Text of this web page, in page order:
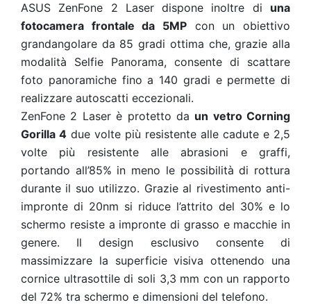
ASUS ZenFone 2 Laser dispone inoltre di una
fotocamera frontale da 5MP con un obiettivo
grandangolare da 85 gradi ottima che, grazie alla
modalità Selfie Panorama, consente di scattare
foto panoramiche fino a 140 gradi e permette di
realizzare autoscatti eccezionali.
ZenFone 2 Laser è protetto da un vetro Corning
Gorilla 4 due volte più resistente alle cadute e 2,5
volte più resistente alle abrasioni e graffi,
portando all’85% in meno le possibilità di rottura
durante il suo utilizzo. Grazie al rivestimento anti-
impronte di 20nm si riduce l’attrito del 30% e lo
schermo resiste a impronte di grasso e macchie in
genere. Il design esclusivo consente di
massimizzare la superficie visiva ottenendo una
cornice ultrasottile di soli 3,3 mm con un rapporto
del 72% tra schermo e dimensioni del telefono.